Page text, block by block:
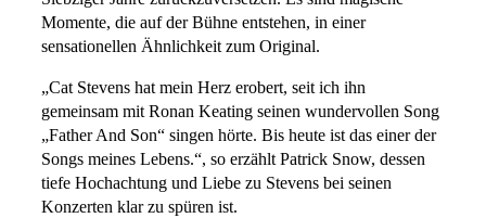
Momente, die auf der Bühne entstehen, in einer
sensationellen Ähnlichkeit zum Original.
„Cat Stevens hat mein Herz erobert, seit ich ihn
gemeinsam mit Ronan Keating seinen wundervollen Song
„Father And Son“ singen hörte. Bis heute ist das einer der
Songs meines Lebens.“, so erzählt Patrick Snow, dessen
tiefe Hochachtung und Liebe zu Stevens bei seinen
Konzerten klar zu spüren ist.